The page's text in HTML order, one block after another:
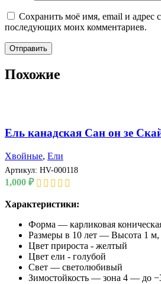
Сохранить моё имя, email и адрес
последующих моих комментариев.
Похожие
Ель канадская Сан он зе
Хвойные, Ели
Артикул: HV-000118
1,000 ₽
Характеристики:
Форма — карликовая
Размеры в 10 лет — Высота 1
Цвет прироста - желтый
Цвет ели - голубой
Свет — светолюбивый
Зимостойкость — зона 4 — до